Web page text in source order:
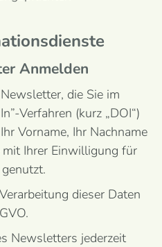
Anmelden
die Sie im
Verfahren (kurz „DOI“)
Vorname, Ihr Nachname
Ihrer Einwilligung für
dieser Daten
Newsletters jederzeit